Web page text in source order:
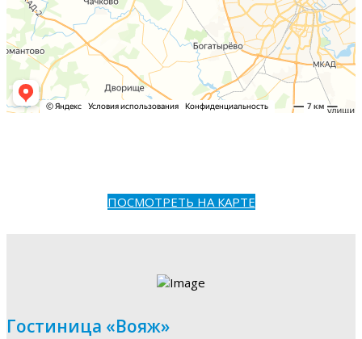
ПОСМОТРЕТЬ НА КАРТЕ
Гостиница «Вояж»